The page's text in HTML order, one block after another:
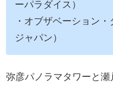
ーパラダイス）
・オブザベーション
ジャパン）
弥彦パノラマタワーと